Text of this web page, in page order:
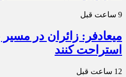
9 ساعت قبل
میعادفر: زائران در
استراحت کنند
12 ساعت قبل